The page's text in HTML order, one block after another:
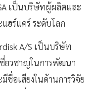
เป็นบริษัทผู้ผลิตและ
ฮร์แคร์ ระดับโลก
A/S เป็นบริษัท
ชี่ยวชาญในการพัฒนา
ชื่อเสียงในด้านการวิจัย